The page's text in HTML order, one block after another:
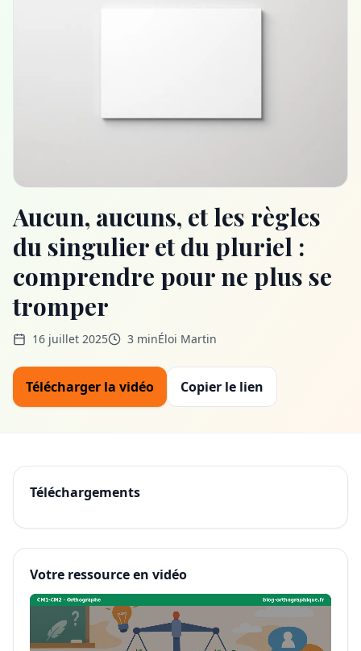
Aucun, aucuns, et les règles
du singulier et du pluriel :
comprendre pour ne plus se
tromper
16 juillet 2025 3 minÉloi Martin
Télécharger la vidéo Copier le lien
Téléchargements
Votre ressource en vidéo